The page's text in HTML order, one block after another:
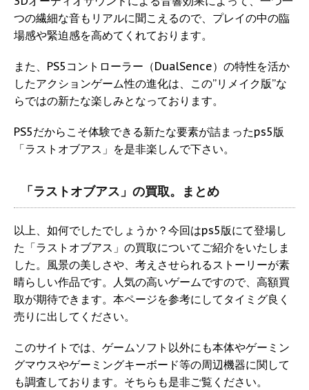
つの繊細な音もリアルに聞こえるので、プレイの中の臨
場感や緊迫感を高めてくれております。
また、PS5コントローラー（DualSence）の特性を活か
したアクションゲーム性の進化は、この”リメイク版”な
らではの新たな楽しみとなっております。
PS5だからこそ体験できる新たな要素が詰まったps5版
「ラストオブアス」を是非楽しんで下さい。
「ラストオブアス」の買取。まとめ
以上、如何でしたでしょうか？今回はps5版にて登場し
た「ラストオブアス」の買取についてご紹介をいたしま
した。風景の美しさや、考えさせられるストーリーが素
晴らしい作品です。人気の高いゲームですので、高額買
取が期待できます。本ページを参考にしてタイミグ良く
売りに出してください。
このサイトでは、ゲームソフト以外にも本体やゲーミン
グマウスやゲーミングキーボード等の周辺機器に関して
も調査しております。そちらも是非ご覧ください。